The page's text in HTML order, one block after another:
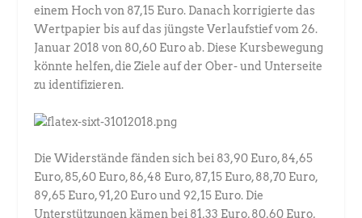
einem Hoch von 87,15 Euro. Danach korrigierte das
Wertpapier bis auf das jüngste Verlaufstief vom 26.
Januar 2018 von 80,60 Euro ab. Diese Kursbewegung
könnte helfen, die Ziele auf der Ober- und Unterseite
zu identifizieren.
Die Widerstände fänden sich bei 83,90 Euro, 84,65
Euro, 85,60 Euro, 86,48 Euro, 87,15 Euro, 88,70 Euro,
89,65 Euro, 91,20 Euro und 92,15 Euro. Die
Unterstützungen kämen bei 81,33 Euro, 80,60 Euro,